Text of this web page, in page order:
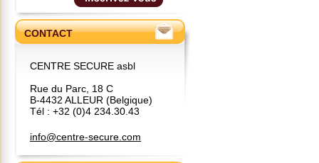
CONTACT
CENTRE SECURE asbl
Rue du Parc, 18 C
B-4432 ALLEUR (Belgique)
Tél : +32 (0)4 234.30.43
info@centre-secure.com